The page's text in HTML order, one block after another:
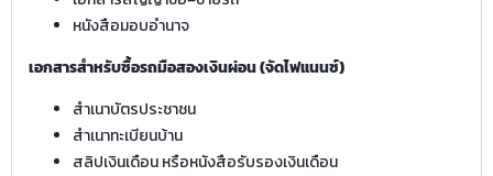
หนังสือมอบอำนาจ
เอกสารสำหรับซื้อรถมือสองเงินผ่อน (จัดไฟแนนซ์)
สำเนาบัตรประชาชน
สำเนาทะเบียนบ้าน
สลิปเงินเดือน หรือหนังสือรับรองเงินเดือน